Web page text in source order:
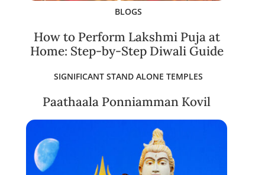
BLOGS
How to Perform Lakshmi Puja at
Home: Step-by-Step Diwali Guide
SIGNIFICANT STAND ALONE TEMPLES
Paathaala Ponniamman Kovil